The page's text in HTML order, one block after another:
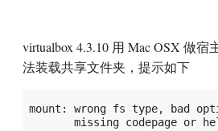
virtualbox 4.3.10 用 MacOSX 做宿
法装载共享文件夹，提示如下
mount: wrong fs type, bad
missing codepage or